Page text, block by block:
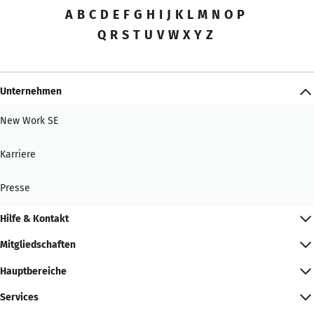
A B C D E F G H I J K L M N O P
Q R S T U V W X Y Z
Unternehmen
New Work SE
Karriere
Presse
Hilfe & Kontakt
Mitgliedschaften
Hauptbereiche
Services